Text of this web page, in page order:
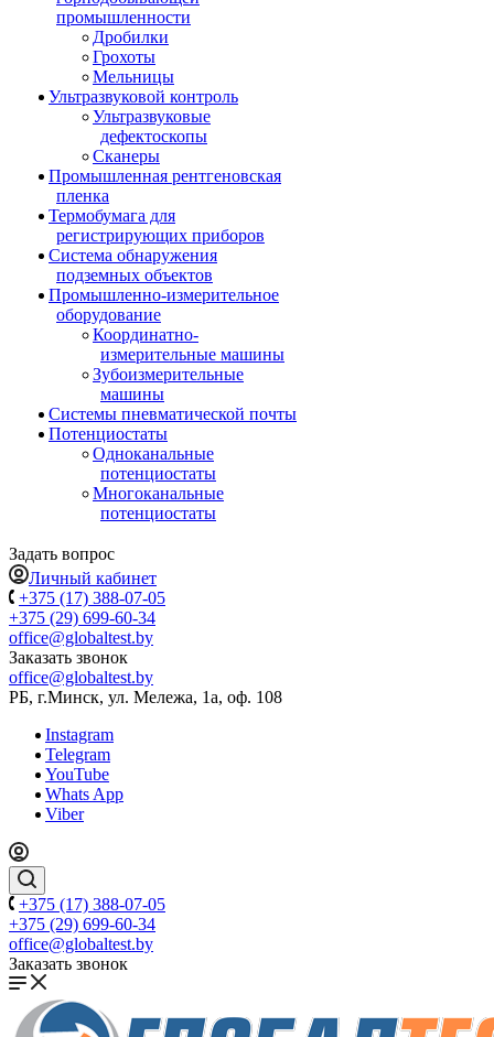
промышленности
Дробилки
Грохоты
Мельницы
Ультразвуковой контроль
Ультразвуковые
дефектоскопы
Сканеры
Промышленная рентгеновская
пленка
Термобумага для
регистрирующих приборов
Система обнаружения
подземных объектов
Промышленно-измерительное
оборудование
Координатно-
измерительные машины
Зубоизмерительные
машины
Системы пневматической почты
Потенциостаты
Одноканальные
потенциостаты
Многоканальные
потенциостаты
Задать вопрос
Личный кабинет
+375 (17) 388-07-05
+375 (29) 699-60-34
office@globaltest.by
Заказать звонок
office@globaltest.by
РБ, г.Минск, ул. Мележа, 1а, оф. 108
Instagram
Telegram
YouTube
Whats App
Viber
+375 (17) 388-07-05
+375 (29) 699-60-34
office@globaltest.by
Заказать звонок